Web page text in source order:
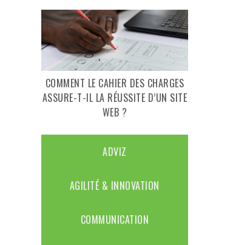
COMMENT LE CAHIER DES CHARGES
ASSURE-T-IL LA RÉUSSITE D’UN SITE
WEB ?
ADVIZ
AGILITÉ & INNOVATION
COMMUNICATION